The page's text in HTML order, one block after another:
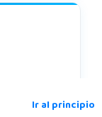
Ir al principio